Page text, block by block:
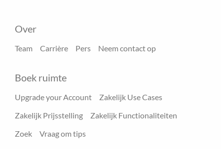
Over
Team Carrière Pers Neem contact op
Boek ruimte
Upgrade your Account
Zakelijk Use Cases
Zakelijk Prijsstelling
Zakelijk Functionaliteiten
Zoek
Vraag om tips